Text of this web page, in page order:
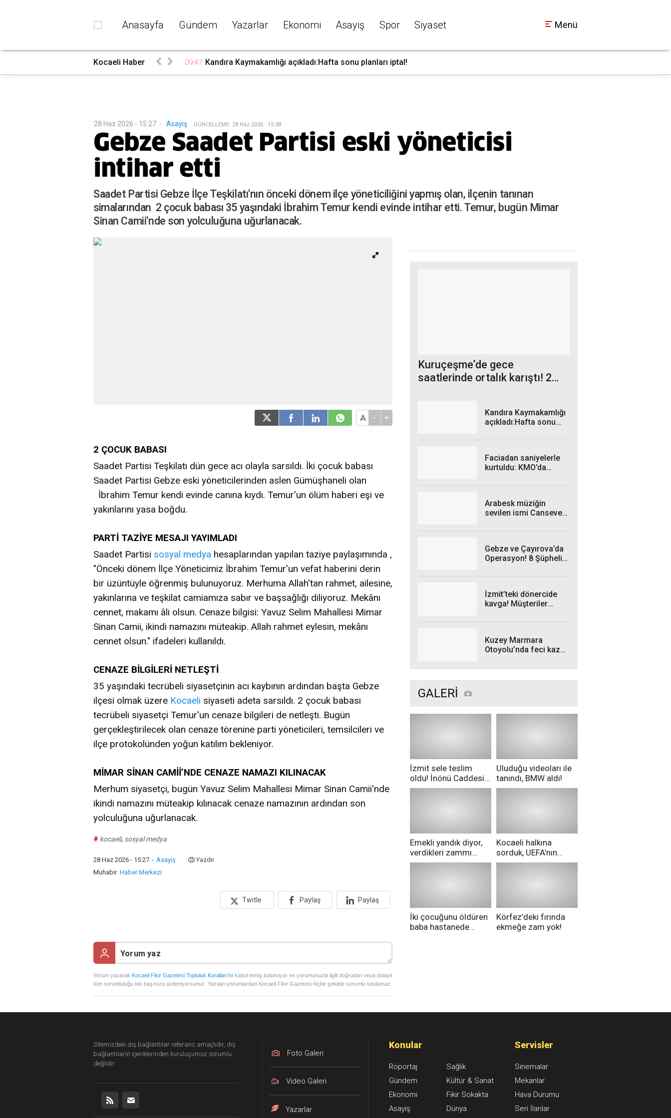
Anasayfa Gündem Yazarlar Ekonomi Asayiş Spor Siyaset Menü
Kocaeli Haber 09:47 Kandıra Kaymakamlığı açıkladı:Hafta sonu planları iptal!
28 Haz 2026 - 15:27 - Asayiş GÜNCELLEME: 28 Haz 2026 - 15:38
Gebze Saadet Partisi eski yöneticisi
intihar etti
Saadet Partisi Gebze İlçe Teşkilatı'nın önceki dönem ilçe yöneticiliğini yapmış olan, ilçenin tanınan
simalarından 2 çocuk babası 35 yaşındaki İbrahim Temur kendi evinde intihar etti. Temur, bugün Mimar
Sinan Camii'nde son yolculuğuna uğurlanacak.
- +
2 ÇOCUK BABASI
Saadet Partisi Teşkilatı dün gece acı olayla sarsıldı. İki çocuk babası
Saadet Partisi Gebze eski yöneticilerinden aslen Gümüşhaneli olan
İbrahim Temur kendi evinde canına kıydı. Temur'un ölüm haberi eşi ve
yakınlarını yasa boğdu.
PARTİ TAZİYE MESAJI YAYIMLADI
Saadet Partisi sosyal medya hesaplarından yapılan taziye paylaşımında ,
"Önceki dönem İlçe Yöneticimiz İbrahim Temur'un vefat haberini derin
bir üzüntüyle öğrenmiş bulunuyoruz. Merhuma Allah'tan rahmet, ailesine,
yakınlarına ve teşkilat camiamıza sabır ve başsağlığı diliyoruz. Mekânı
cennet, makamı âli olsun. Cenaze bilgisi: Yavuz Selim Mahallesi Mimar
Sinan Camii, ikindi namazını müteakip. Allah rahmet eylesin, mekânı
cennet olsun." ifadeleri kullanıldı.
CENAZE BİLGİLERİ NETLEŞTİ
35 yaşındaki tecrübeli siyasetçinin acı kaybının ardından başta Gebze
ilçesi olmak üzere Kocaeli siyaseti adeta sarsıldı. 2 çocuk babası
tecrübeli siyasetçi Temur'un cenaze bilgileri de netleşti. Bugün
gerçekleştirilecek olan cenaze törenine parti yöneticileri, temsilcileri ve
ilçe protokolünden yoğun katılım bekleniyor.
MİMAR SİNAN CAMİİ’NDE CENAZE NAMAZI KILINACAK
Merhum siyasetçi, bugün Yavuz Selim Mahallesi Mimar Sinan Camii'nde
ikindi namazını müteakip kılınacak cenaze namazının ardından son
yolculuğuna uğurlanacak.
# kocaeli, sosyal medya
28 Haz 2026 - 15:27 - Asayiş
Yazdır
Muhabir Haber Merkezi
Twitle Paylaş Paylaş
Yorum yazarak Kocaeli Fikir Gazetesi Topluluk Kuralları’nı kabul etmiş bulunuyor ve yorumunuzla ilgili doğrudan veya dolaylı
tüm sorumluluğu tek başınıza üstleniyorsunuz. Yazılan yorumlardan Kocaeli Fikir Gazetesi hiçbir şekilde sorumlu tutulamaz.
Kuruçeşme’de gece
saatlerinde ortalık karıştı! 2
Kandıra Kaymakamlığı
açıkladı:Hafta sonu
Faciadan saniyelerle
kurtuldu: KMO’da
Arabesk müziğin
sevilen ismi Cansever
Gebze ve Çayırova’da
Operasyon! 8 Şüpheli
İzmit’teki dönercide
kavga! Müşteriler
Kuzey Marmara
Otoyolu’nda feci kaza!
GALERİ
İzmit sele teslim
oldu! İnönü Caddesi
göle döndü!
Uluduğu videoları ile
tanındı, BMW aldı!
Emekli yandık diyor,
verdikleri zammı
pazarda geri aldılar!
Kocaeli halkına
sorduk, UEFA’nın
Merih Demiral kararı
İki çocuğunu öldüren
baba hastanede
Körfez’deki fırında
ekmeğe zam yok!
Sitemizdeki dış bağlantılar referans amaçlıdır, dış
bağlantıların içeriklerinden kuruluşumuz sorumlu
değildir.
Foto Galeri
Video Galeri
Yazarlar
Konular
Röportaj
Gündem
Ekonomi
Asayiş
Sağlık
Kültür & Sanat
Fikir Sokakta
Dünya
Servisler
Sinemalar
Mekanlar
Hava Durumu
Seri İlanlar